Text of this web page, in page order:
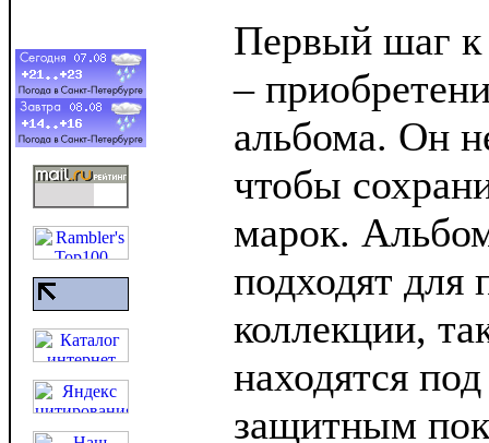
Первый шаг к
–
альбома. Он
чтобы
марок.
подходят для
коллекции,
находятся
защитным